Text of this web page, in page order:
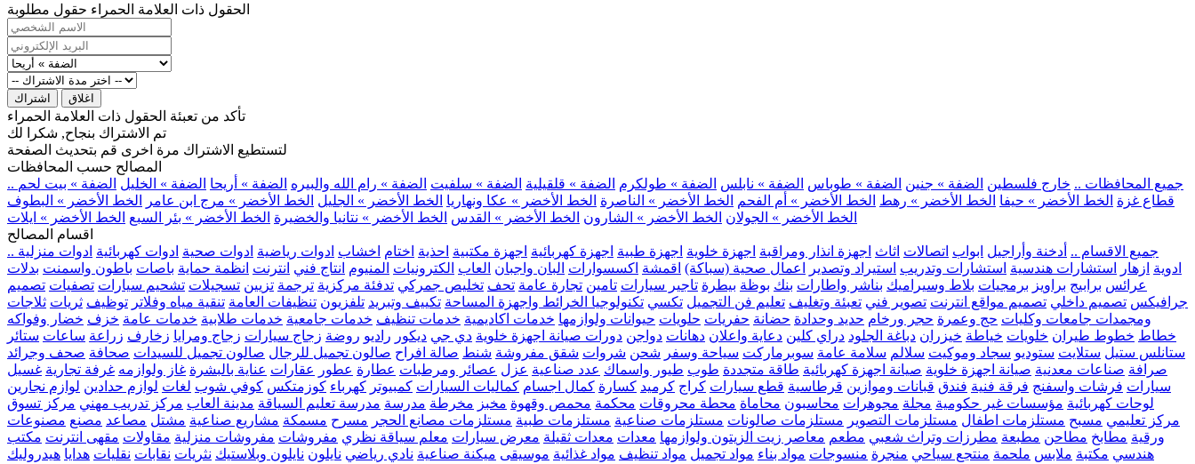
الحقول ذات العلامة الحمراء حقول مطلوبة
اشتراك اغلاق
تأكد من تعبئة الحقول ذات العلامة الحمراء
تم الاشتراك بنجاح, شكرا لك
لتستطيع الاشتراك مرة اخرى قم بتحديث الصفحة
المصالح حسب المحافظات
.. جميع المحافظات .. خارج فلسطين الضفة » جنين الضفة » طوباس الضفة » نابلس الضفة » طولكرم الضفة » قلقيلية الضفة » سلفيت الضفة » رام الله والبيره الضفة » أريحا الضفة » الخليل الضفة » بيت لحم
قطاع غزة الخط الأخضر » حيفا الخط الأخضر » رهط الخط الأخضر » أم الفحم الخط الأخضر » الناصرة الخط الأخضر » عكا ونهاريا الخط الأخضر » الجليل الخط الأخضر » مرج ابن عامر
الخط الأخضر » البطوف
الخط الأخضر » الجولان الخط الأخضر » الشارون الخط الأخضر » القدس الخط الأخضر » نتانيا والخضيرة الخط الأخضر » بئر السبع الخط الأخضر » ايلات
اقسام المصالح
.. جميع الاقسام .. أدخنة وأراجيل ابواب اتصالات اثاث اجهزة انذار ومراقبة اجهزة خلوية اجهزة طبية اجهزة كهربائية اجهزة مكتبية احذية اختام اخشاب ادوات رياضية ادوات صحية ادوات كهربائية ادوات منزلية
ادوية ازهار استشارات هندسية استشارات وتدريب استيراد وتصدير اعمال صحية (سباكة) اقمشة اكسسوارات البان واجبان العاب الكترونيات المنيوم انتاج فني انترنت انظمة حماية باصات باطون واسمنت بدلات
عرائس برابيج براويز برمجيات بلاط وسيراميك بناشر واطارات بنك بوظة بيطرة تاجير سيارات تامين تجارة عامة تحف تخليص جمركي تدفئة مركزية ترجمة تزيين تسجيلات تشحيم سيارات تصفيات تصميم
جرافيكس تصميم داخلي تصميم مواقع انترنت تصوير فني تعبئة وتغليف تعليم فن التجميل تكسي تكنولوجيا الخرائط واجهزة المساحة تكييف وتبريد تلفزيون تنظيفات العامة تنقية مياه وفلاتر توظيف ثريات ثلاجات
ومجمدات جامعات وكليات حج وعمرة حجر ورخام حديد وحدادة حضانة حفريات حلويات حيوانات ولوازمها خدمات اكاديمية خدمات تنظيف خدمات جامعية خدمات طلابية خدمات عامة خزف خضار وفواكه
خطاط خطوط طيران خلويات خياطة خيزران دباغة الجلود دراي كلين دعاية واعلان دهانات دواجن دورات صيانة اجهزة خلوية دي جي ديكور راديو روضة زجاج سيارات زجاج ومرايا زخارف زراعة ساعات ستائر
ستانلس ستيل ستلايت ستوديو سجاد وموكيت سلالم سلامة عامة سوبرماركت سياحة وسفر شحن شروات شقق مفروشة شنط صالة افراح صالون تجميل للرجال صالون تجميل للسيدات صحافة صحف وجرائد
صرافة صناعات معدنية صيانة اجهزة خلوية صيانة اجهزة كهربائية طاقة متجددة طوب طيور واسماك عدد صناعية عزل عصائر ومرطبات عطارة عطور عقارات عناية بالبشرة غاز ولوازمه غرفة تجارية غسيل
سيارات فرشات واسفنج فرقة فنية فندق قبانات وموازين قرطاسية قطع سيارات كراج كرميد كسارة كمال اجسام كماليات السيارات كمبيوتر كهرباء كوزمتكس كوفي شوب لغات لوازم حدادين لوازم نجارين
لوحات كهربائية مؤسسات غير حكومية مجلة مجوهرات محاسبون محاماة محطة محروقات محكمة محمص وقهوة مخبز مخرطة مدرسة مدرسة تعليم السياقة مدينة العاب مركز تدريب مهني مركز تسوق
مركز تعليمي مسبح مستلزمات اطفال مستلزمات التصوير مستلزمات صالونات مستلزمات صناعية مستلزمات طبية مستلزمات مصانع الحجر مسرح مسمكة مشاريع صناعية مشتل مصاعد مصنع مصنوعات
ورقية مطابخ مطاحن مطبعة مطرزات وتراث شعبي مطعم معاصر زيت الزيتون ولوازمها معدات معدات ثقيلة معرض سيارات معلم سياقة نظري مفروشات مفروشات منزلية مقاولات مقهى انترنت مكتب
هندسي مكتبة ملابس ملحمة منتجع سياحي منجرة منسوجات مواد بناء مواد تجميل مواد تنظيف مواد غذائية موسيقى ميكنة صناعية نادي رياضي نايلون نايلون وبلاستيك نثريات نقابات نقليات هدايا هيدروليك